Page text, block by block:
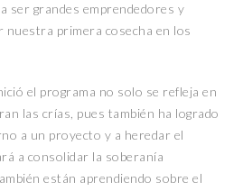
ser grandes emprendedores y
primera cosecha en los
el programa no solo se refleja en
las crías, pues también ha logrado
a un proyecto y a heredar el
a consolidar la soberanía
están aprendiendo sobre el